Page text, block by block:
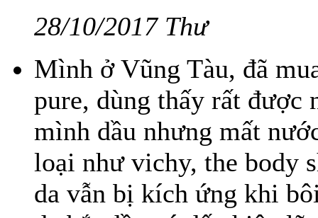
28/10/2017 Thư
Mình ở Vũng Tàu, đã
pure, dùng thấy rất được
mình dầu nhưng mất
loại như vichy, the body
da vẫn bị kích ứng khi